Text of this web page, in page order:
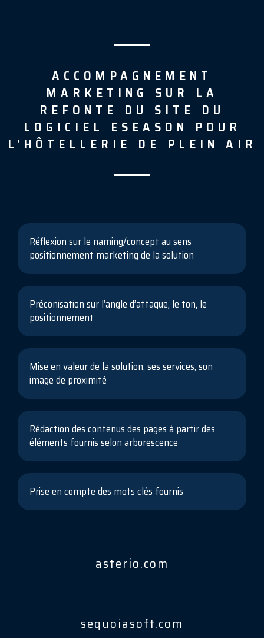
ACCOMPAGNEMENT
MARKETING SUR LA
REFONTE DU SITE DU
LOGICIEL ESEASON POUR
L’HÔTELLERIE DE PLEIN AIR
Réflexion sur le naming/concept au sens
positionnement marketing de la solution
Préconisation sur l’angle d’attaque, le ton, le
positionnement
Mise en valeur de la solution, ses services, son
image de proximité
Rédaction des contenus des pages à partir des
éléments fournis selon arborescence
Prise en compte des mots clés fournis
asterio.com
sequoiasoft.com